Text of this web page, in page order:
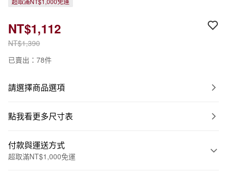
NT$1,390
NT$1,112
已賣出：78件
請選擇商品選項
點我看更多尺寸表
付款與運送方式
超取滿NT$1,000免運